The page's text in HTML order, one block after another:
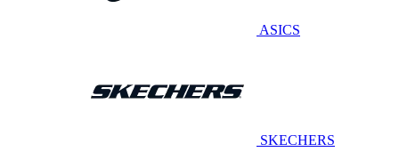
ASICS
SKECHERS